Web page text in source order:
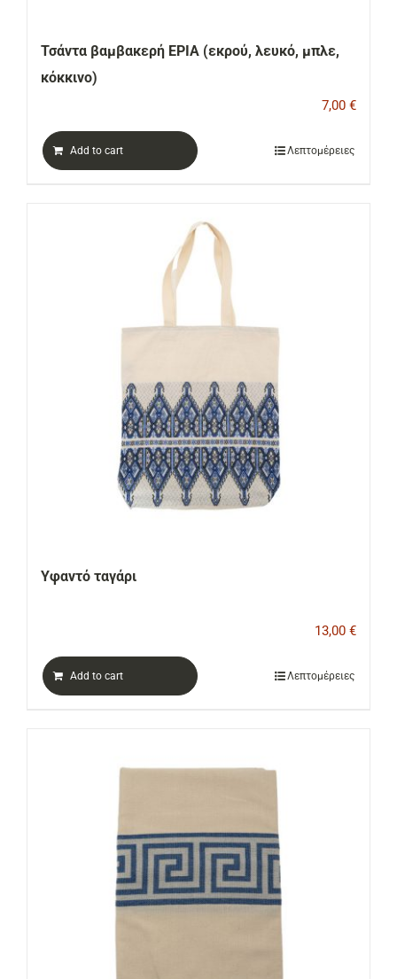
Τσάντα βαμβακερή ΕΡΙΑ (εκρού, λευκό, μπλε,
κόκκινο)
7,00 €
Add to cart Λεπτομέρειες
Υφαντό ταγάρι
13,00 €
Add to cart Λεπτομέρειες